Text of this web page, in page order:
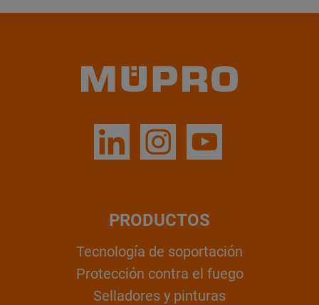
PRODUCTOS
Tecnología de soportación
Protección contra el fuego
Selladores y pinturas